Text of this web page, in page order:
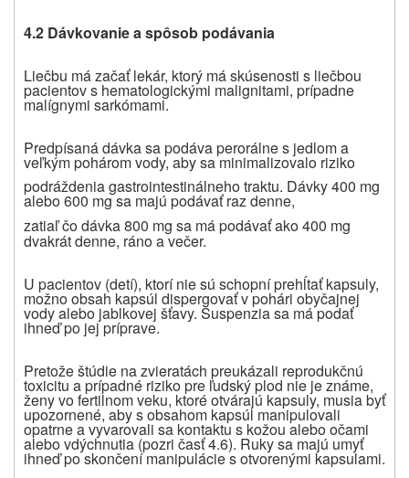
4.2 Dávkovanie a spôsob podávania
Liečbu má začať lekár, ktorý má skúsenosti s liečbou
pacientov s hematologickými malignitami, prípadne
malígnymi sarkómami.
Predpísaná dávka sa podáva perorálne s jedlom a
veľkým pohárom vody, aby sa minimalizovalo riziko
podráždenia gastrointestinálneho traktu. Dávky 400 mg
alebo 600 mg sa majú podávať raz denne,
zatiaľ čo dávka 800 mg sa má podávať ako 400 mg
dvakrát denne, ráno a večer.
U pacientov (detí), ktorí nie sú schopní prehĺtať kapsuly,
možno obsah kapsúl dispergovať v pohári obyčajnej
vody alebo jablkovej šťavy. Suspenzia sa má podať
ihneď po jej príprave.
Pretože štúdie na zvieratách preukázali reprodukčnú
toxicitu a prípadné riziko pre ľudský plod nie je známe,
ženy vo fertilnom veku, ktoré otvárajú kapsuly, musia byť
upozornené, aby s obsahom kapsúl manipulovali
opatrne a vyvarovali sa kontaktu s kožou alebo očami
alebo vdýchnutia (pozri časť 4.6). Ruky sa majú umyť
ihneď po skončení manipulácie s otvorenými kapsulami.